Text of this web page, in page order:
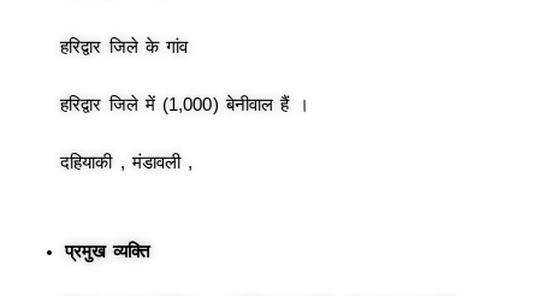
हरिद्वार जिले के गांव
हरिद्वार जिले में (1,000) बेनीवाल हैं ।
दहियाकी , मंडावली ,
प्रमुख व्यक्ति